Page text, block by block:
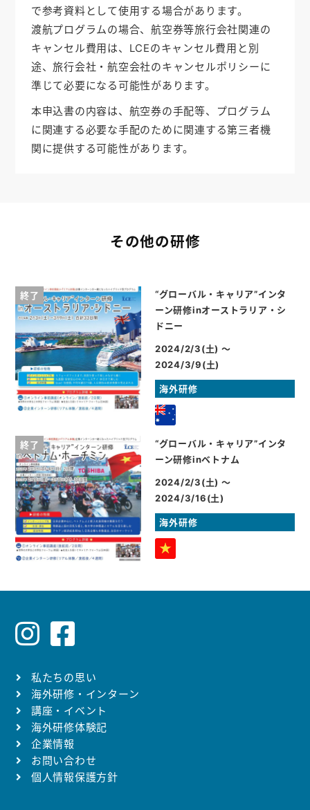
で参考資料として使用する場合があります。
渡航プログラムの場合、航空券等旅行会社関連の
キャンセル費用は、LCEのキャンセル費用と別
途、旅行会社・航空会社のキャンセルポリシーに
準じて必要になる可能性があります。
本申込書の内容は、航空券の手配等、プログラム
に関連する必要な手配のために関連する第三者機
関に提供する可能性があります。
その他の研修
終了
“グローバル・キャリア”インタ
ーン研修inオーストラリア・シ
ドニー
2024/2/3(土) ～
2024/3/9(土)
海外研修
終了
“グローバル・キャリア”インタ
ーン研修inベトナム
2024/2/3(土) ～
2024/3/16(土)
海外研修
私たちの思い
海外研修・インターン
講座・イベント
海外研修体験記
企業情報
お問い合わせ
個人情報保護方針